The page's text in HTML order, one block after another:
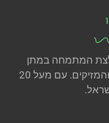
המתמחה במתן
שירותי הדברה נגד כל סוגי החרקים והמזיקים. עם מעל 20